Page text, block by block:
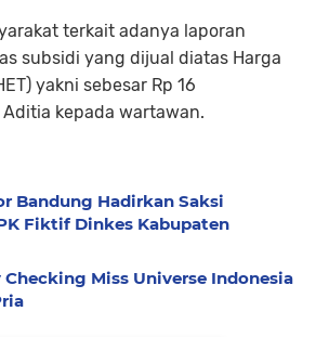
terkait adanya laporan
subsidi yang dijual diatas Harga
yakni sebesar Rp 16
kepada wartawan.
Bandung Hadirkan Saksi
Fiktif Dinkes Kabupaten
Miss Universe Indonesia